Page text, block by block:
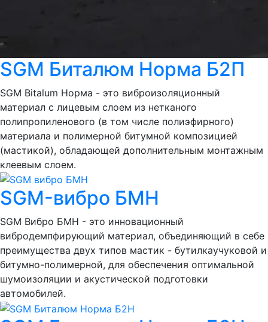
SGM Биталюм Норма Б2П
SGM Bitalum Норма - это виброизоляционный
материал с лицевым слоем из нетканого
полипропиленового (в том числе полиэфирного)
материала и полимерной битумной композицией
(мастикой), обладающей дополнительным монтажным
клеевым слоем.
SGM-вибро БМН
SGM Вибро БМН - это инновационный
вибродемпфирующий материал, объединяющий в себе
преимущества двух типов мастик - бутилкаучуковой и
битумно-полимерной, для обеспечения оптимальной
шумоизоляции и акустической подготовки
автомобилей.